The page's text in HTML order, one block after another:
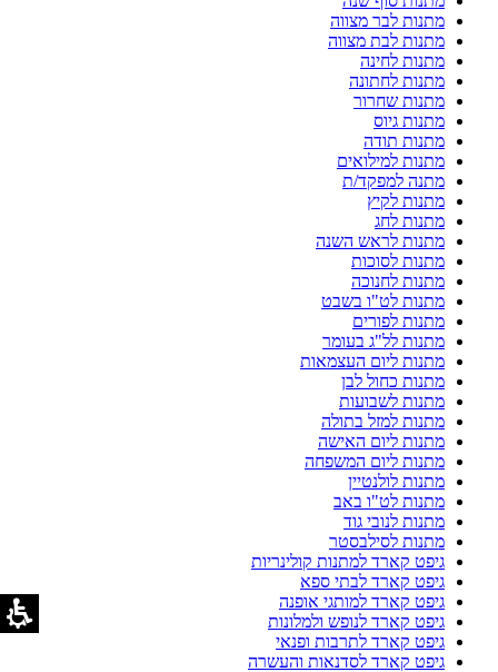
מתנות לבר מצווה
מתנות לבת מצווה
מתנות לחינה
מתנות לחתונה
מתנות שחרור
מתנות גיוס
מתנות תודה
מתנות למילואים
מתנה למפקד/ת
מתנות לקיץ
מתנות לחג
מתנות לראש השנה
מתנות לסוכות
מתנות לחנוכה
מתנות לט"ו בשבט
מתנות לפורים
מתנות לל"ג בעומר
מתנות ליום העצמאות
מתנות כחול לבן
מתנות לשבועות
מתנות למזל בתולה
מתנות ליום האישה
מתנות ליום המשפחה
מתנות לולנטיין
מתנות לט"ו באב
מתנות לנובי גוד
מתנות לסילבסטר
גיפט קארד למתנות קולינריות
גיפט קארד לבתי ספא
גיפט קארד למותגי אופנה
גיפט קארד לנופש ולמלונות
גיפט קארד לתרבות ופנאי
גיפט קארד לסדנאות והעשרה